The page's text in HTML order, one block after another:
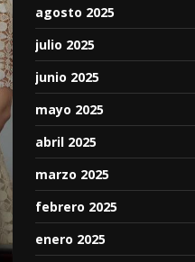
agosto 2025
julio 2025
junio 2025
mayo 2025
abril 2025
marzo 2025
febrero 2025
enero 2025